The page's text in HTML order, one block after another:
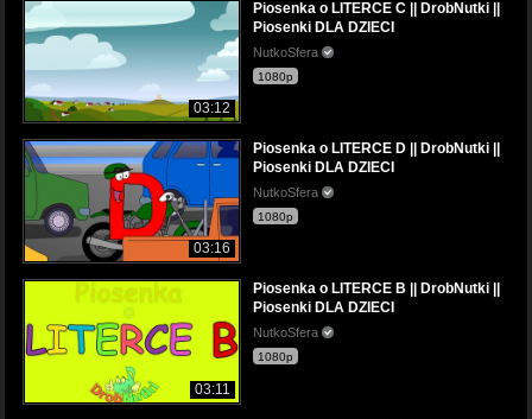
03:12
Piosenka o LITERCE C || DrobNutki ||
Piosenki DLA DZIECI
NutkoSfera
1080p
03:16
Piosenka o LITERCE D || DrobNutki ||
Piosenki DLA DZIECI
NutkoSfera
1080p
03:11
Piosenka o LITERCE B || DrobNutki ||
Piosenki DLA DZIECI
NutkoSfera
1080p